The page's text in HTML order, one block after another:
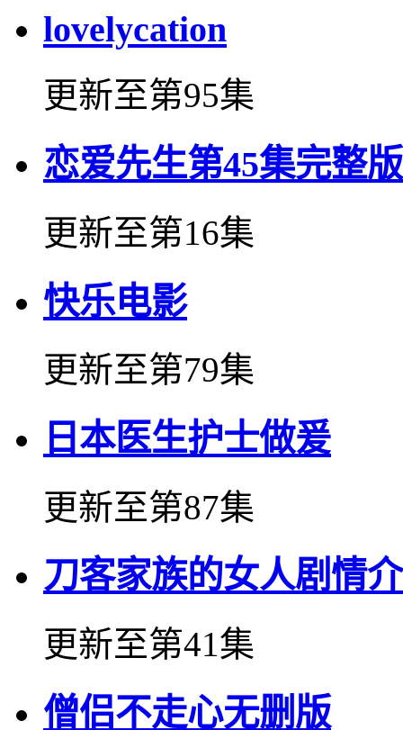
lovelycation
更新至第95集
恋爱先生第45集完整版
更新至第16集
快乐电影
更新至第79集
日本医生护士做爰
更新至第87集
刀客家族的女人剧情
更新至第41集
僧侣不走心无删版